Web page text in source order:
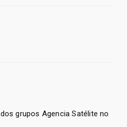
grupos Agencia Satélite no